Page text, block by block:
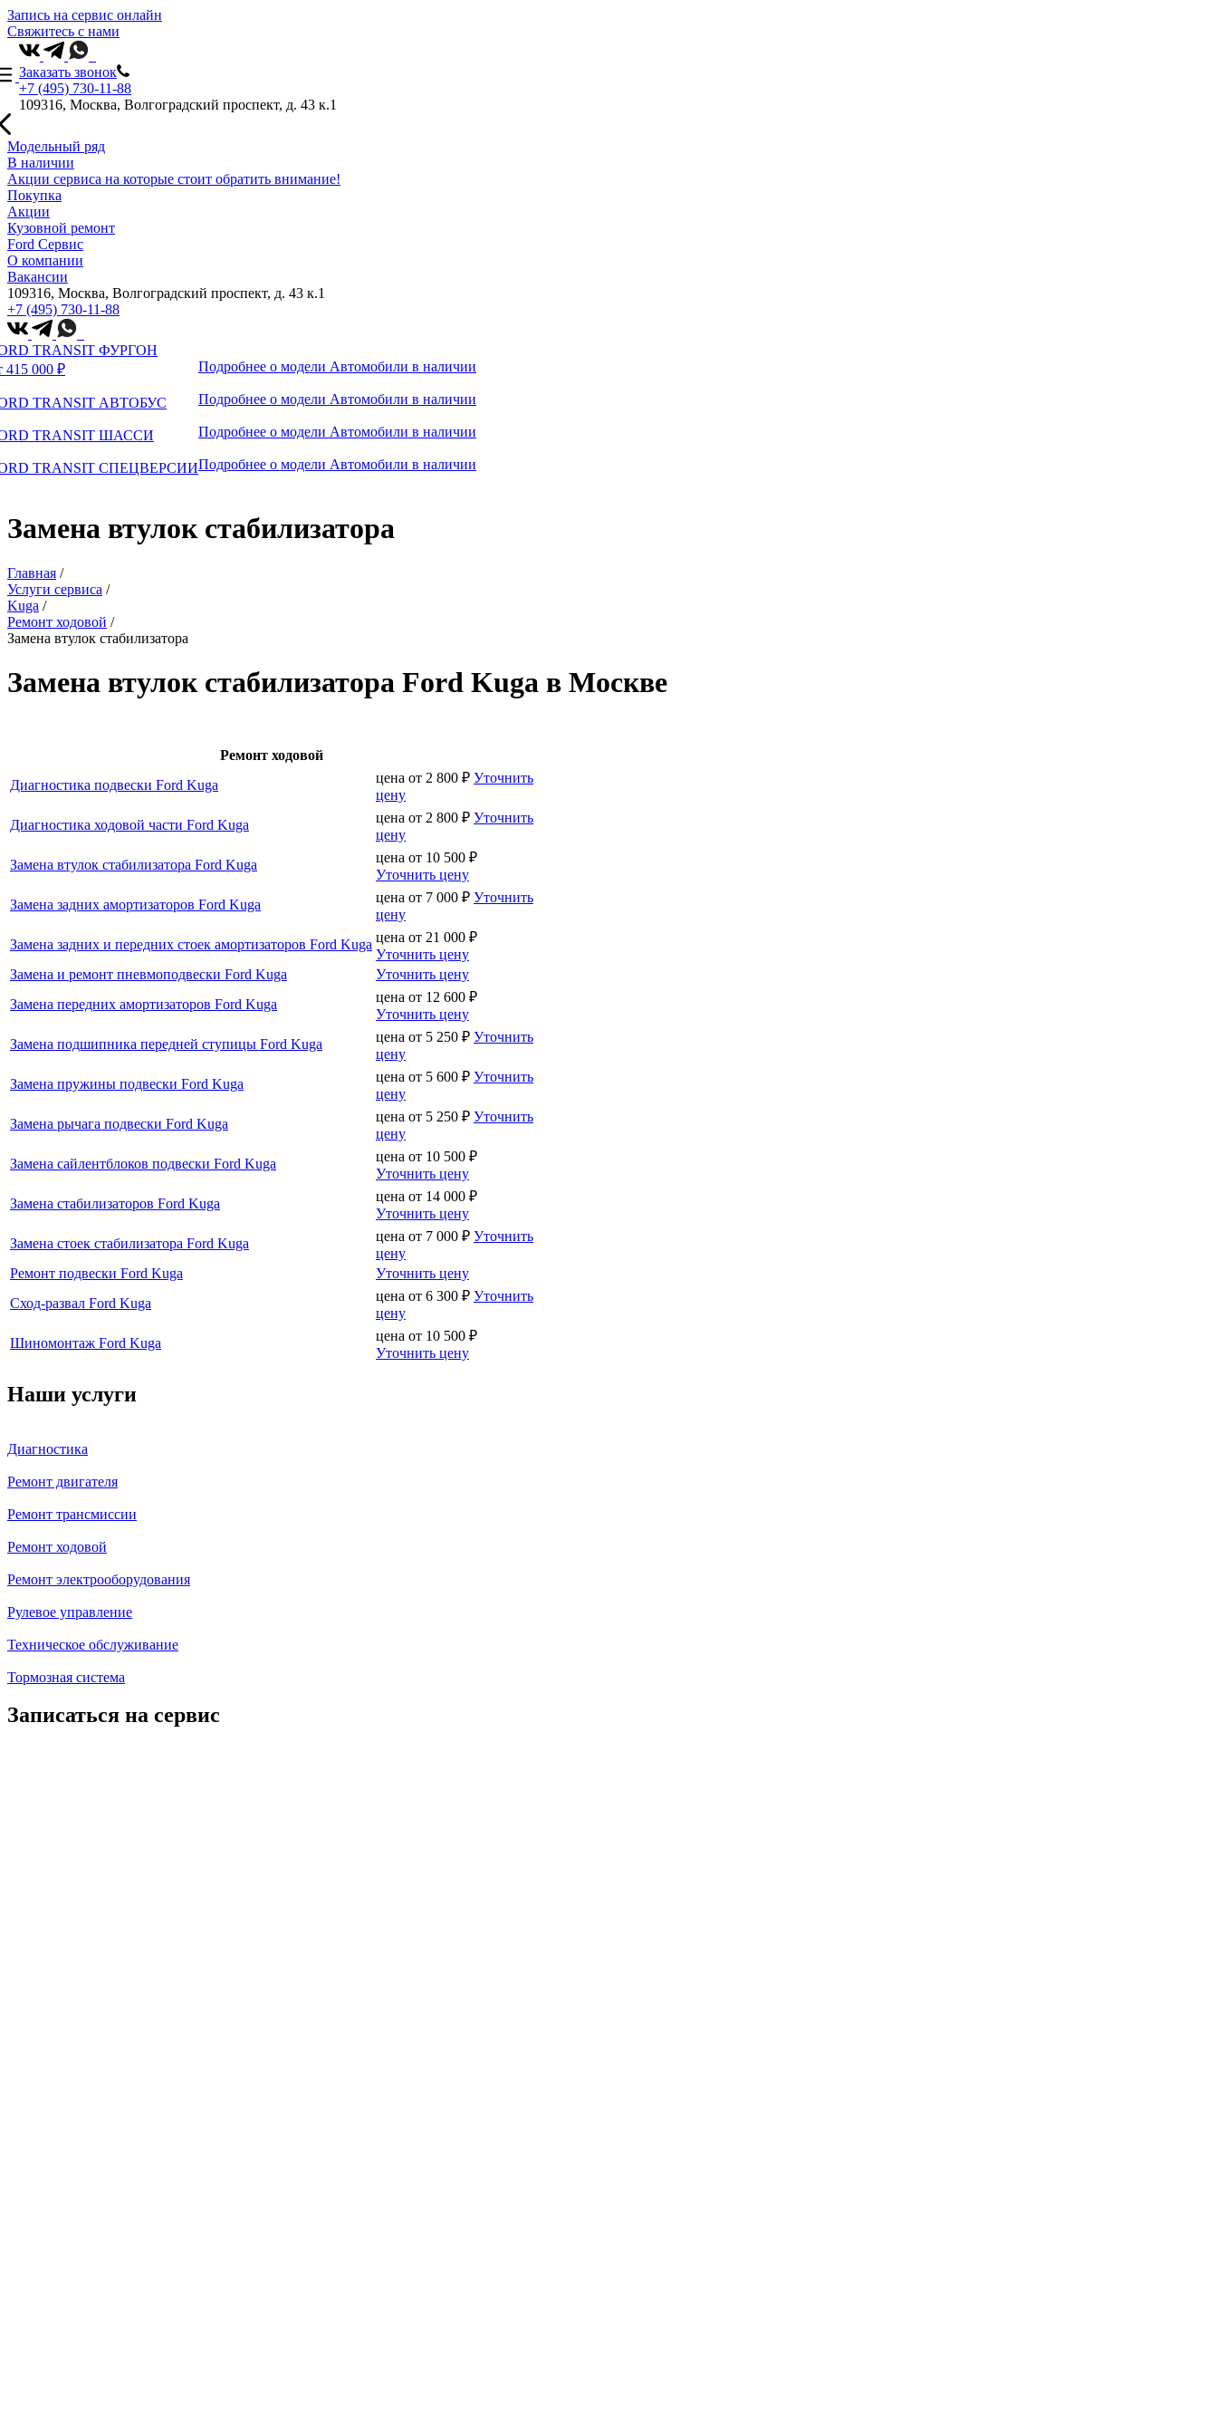
Запись на сервис онлайн
Свяжитесь с нами
Заказать звонок
+7 (495) 730-11-88
109316, Москва, Волгоградский проспект, д. 43 к.1
Модельный ряд
В наличии
Акции сервиса на которые стоит обратить внимание!
Покупка
Акции
Кузовной ремонт
Ford Сервис
О компании
Вакансии
109316, Москва, Волгоградский проспект, д. 43 к.1
+7 (495) 730-11-88
TRANSIT ФУРГОН
415 000 ₽
TRANSIT АВТОБУС
TRANSIT ШАССИ
TRANSIT СПЕЦВЕРСИИ
Подробнее о модели Автомобили в наличии
Подробнее о модели Автомобили в наличии
Подробнее о модели Автомобили в наличии
Подробнее о модели Автомобили в наличии
Замена втулок стабилизатора
Главная /
Услуги сервиса /
Kuga /
Ремонт ходовой /
Замена втулок стабилизатора
Замена втулок стабилизатора Ford Kuga в Москве
Ремонт ходовой
Диагностика подвески Ford Kuga
цена от 2 800 ₽ Уточнить
цену
Диагностика ходовой части Ford Kuga
цена от 2 800 ₽ Уточнить
цену
Замена втулок стабилизатора Ford Kuga
цена от 10 500 ₽
Уточнить цену
Замена задних амортизаторов Ford Kuga
цена от 7 000 ₽ Уточнить
цену
Замена задних и передних стоек амортизаторов Ford Kuga цена от 21 000 ₽
Уточнить цену
Замена и ремонт пневмоподвески Ford Kuga
Уточнить цену
Замена передних амортизаторов Ford Kuga
цена от 12 600 ₽
Уточнить цену
Замена подшипника передней ступицы Ford Kuga
цена от 5 250 ₽ Уточнить
цену
Замена пружины подвески Ford Kuga
цена от 5 600 ₽ Уточнить
цену
Замена рычага подвески Ford Kuga
цена от 5 250 ₽ Уточнить
цену
Замена сайлентблоков подвески Ford Kuga
цена от 10 500 ₽
Уточнить цену
Замена стабилизаторов Ford Kuga
цена от 14 000 ₽
Уточнить цену
Замена стоек стабилизатора Ford Kuga
цена от 7 000 ₽ Уточнить
цену
Ремонт подвески Ford Kuga
Уточнить цену
Сход-развал Ford Kuga
цена от 6 300 ₽ Уточнить
цену
Шиномонтаж Ford Kuga
цена от 10 500 ₽
Уточнить цену
Наши услуги
Диагностика
Ремонт двигателя
Ремонт трансмиссии
Ремонт ходовой
Ремонт электрооборудования
Рулевое управление
Техническое обслуживание
Тормозная система
Записаться на сервис